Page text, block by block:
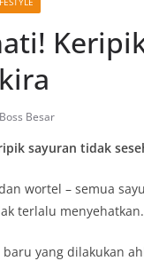
Boss Besar
sayuran tidak
wortel – semua
terlalu menyehatkan.
yang dilakukan